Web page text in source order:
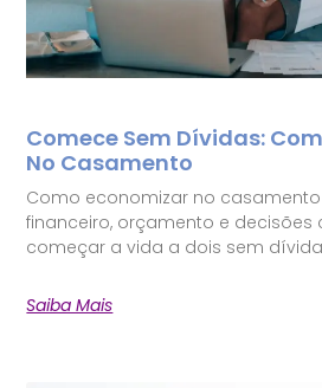
Comece Sem Dívidas:
No Casamento
Como economizar no
financeiro, orçamento e decisões
começar a vida a dois sem
Saiba Mais